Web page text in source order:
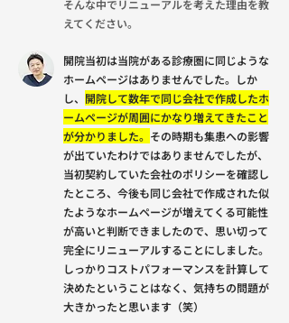
そんな中でリニューアルを考えた理由を教
えてください。
開院当初は当院がある診療圏に同じような
ホームページはありませんでした。しか
し、 開院して数年で同じ会社で作成したホ
ームページが周囲にかなり増えてきたこと
が分かりました。 その時期も集患への影響
が出ていたわけではありませんでしたが、
当初契約していた会社のポリシーを確認し
たところ、今後も同じ会社で作成された似
たようなホームページが増えてくる可能性
が高いと判断できましたので、思い切って
完全にリニューアルすることにしました。
しっかりコストパフォーマンスを計算して
決めたということはなく、気持ちの問題が
大きかったと思います（笑）